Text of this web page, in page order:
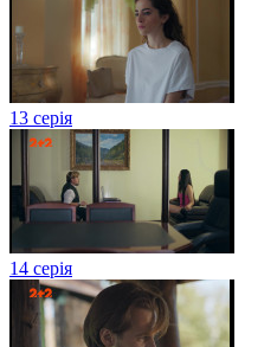
13 серія
14 серія